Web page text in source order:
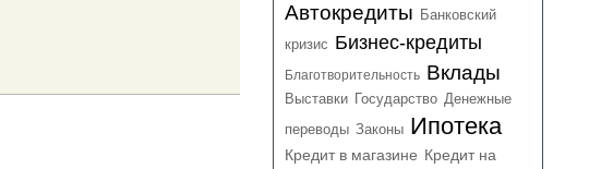
Автокредиты Банковский
кризис Бизнес-кредиты
Благотворительность Вклады
Выставки Государство Денежные
переводы Законы Ипотека
Кредит в магазине Кредит на